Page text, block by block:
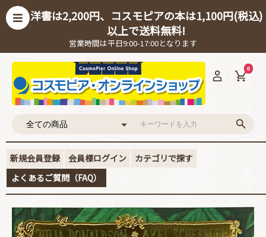
洋書は2,200円、コスモピアの本は1,100円(税込)
以上で送料無料!
営業時間は平日9:00-17:00となります
0
新規会員登録 会員様ログイン
カテゴリで探す
よくあるご質問（FAQ）